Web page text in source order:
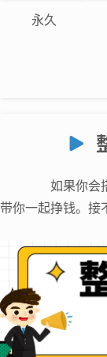
永久
如果你会
带你一起挣钱。接